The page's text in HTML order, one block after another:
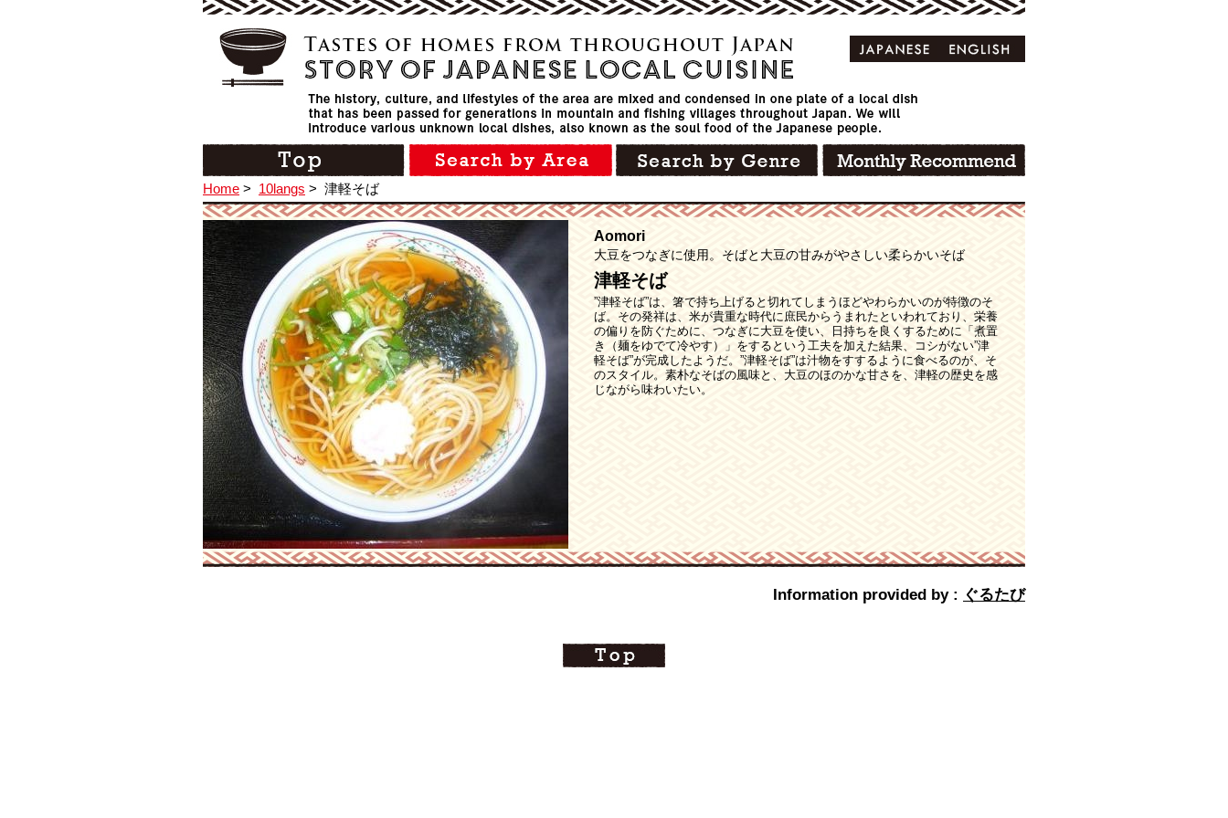
Home > 10langs > 津軽そば
Aomori
大豆をつなぎに使用。そばと大豆の甘みがやさしい柔らかいそば
津軽そば
”津軽そば”は、箸で持ち上げると切れてしまうほどやわらかいのが特徴のそ
ば。その発祥は、米が貴重な時代に庶民からうまれたといわれており、栄養
の偏りを防ぐために、つなぎに大豆を使い、日持ちを良くするために「煮置
き（麺をゆでて冷やす）」をするという工夫を加えた結果、コシがない”津
軽そば”が完成したようだ。”津軽そば”は汁物をすするように食べるのが、そ
のスタイル。素朴なそばの風味と、大豆のほのかな甘さを、津軽の歴史を感
じながら味わいたい。
Information provided by : ぐるたび